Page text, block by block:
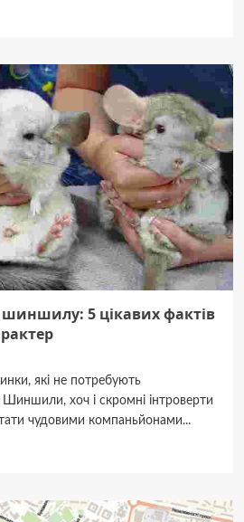
5 цікавих фактів
які не потребують
хоч і скромні інтроверти
чудовими компаньйонами...